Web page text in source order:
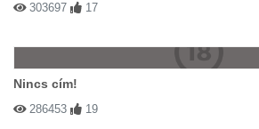
303697 17
Nincs cím!
286453 19